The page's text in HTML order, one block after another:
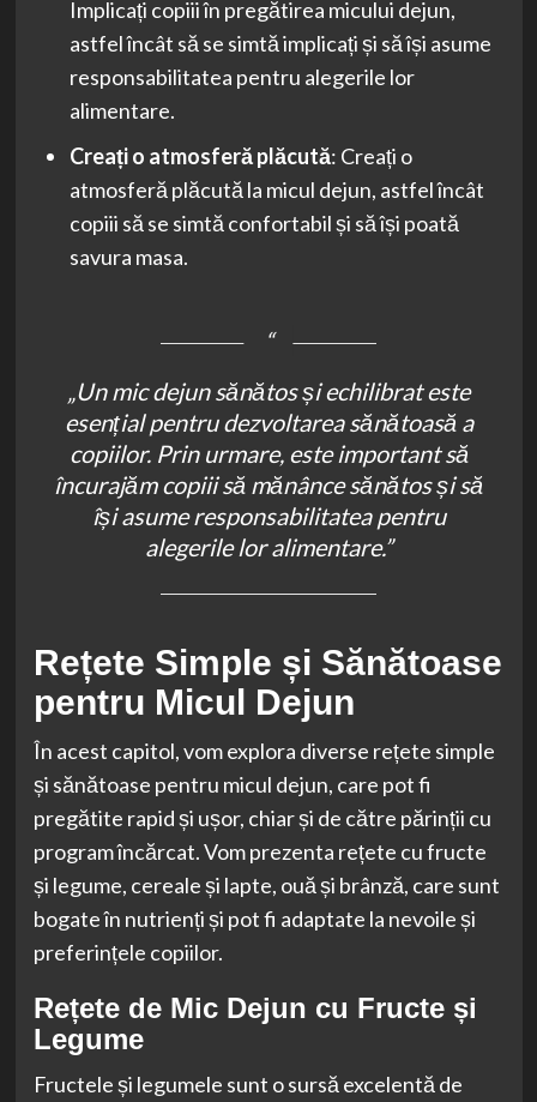
Implicați copiii în pregătirea micului dejun,
astfel încât să se simtă implicați și să își asume
responsabilitatea pentru alegerile lor
alimentare.
Creați o atmosferă plăcută: Creați o
atmosferă plăcută la micul dejun, astfel încât
copiii să se simtă confortabil și să își poată
savura masa.
„Un mic dejun sănătos și echilibrat este
esențial pentru dezvoltarea sănătoasă a
copiilor. Prin urmare, este important să
încurajăm copiii să mănânce sănătos și să
își asume responsabilitatea pentru
alegerile lor alimentare.”
Rețete Simple și Sănătoase
pentru Micul Dejun
În acest capitol, vom explora diverse rețete simple
și sănătoase pentru micul dejun, care pot fi
pregătite rapid și ușor, chiar și de către părinții cu
program încărcat. Vom prezenta rețete cu fructe
și legume, cereale și lapte, ouă și brânză, care sunt
bogate în nutrienți și pot fi adaptate la nevoile și
preferințele copiilor.
Rețete de Mic Dejun cu Fructe și
Legume
Fructele și legumele sunt o sursă excelentă de